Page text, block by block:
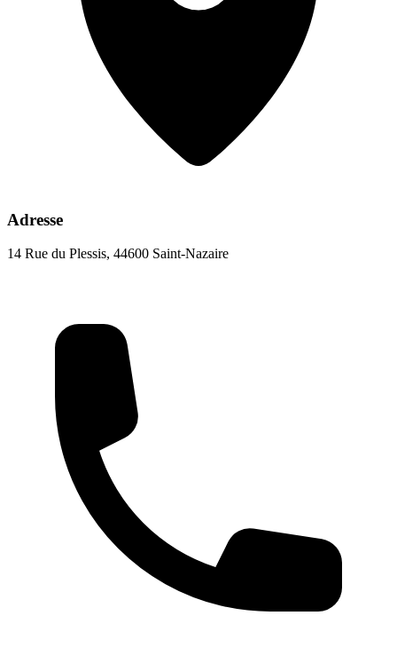
Adresse
14 Rue du Plessis, 44600 Saint-Nazaire